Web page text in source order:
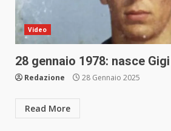
Video
28 gennaio 1978: nasce
Redazione 28 Gennaio 2025
Read More